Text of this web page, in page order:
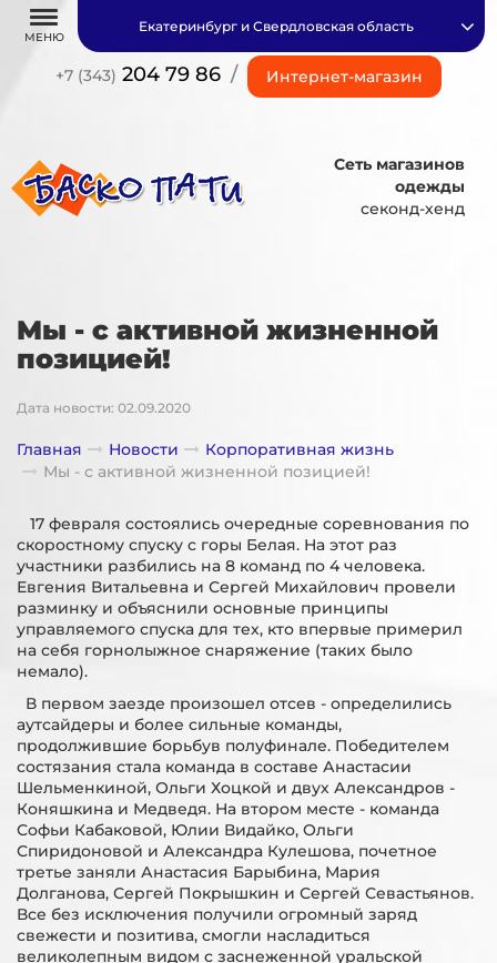
МЕНЮ
+7 (343) 204 79 86 / Интернет-магазин
Екатеринбург и Свердловская область
Сеть магазинов
одежды
секонд-хенд
Мы - с активной жизненной
позицией!
Дата новости: 02.09.2020
Главная Новости
Корпоративная жизнь
Мы - с активной жизненной позицией!
17 февраля состоялись очередные соревнования по
скоростному спуску с горы Белая. На этот раз
участники разбились на 8 команд по 4 человека.
Евгения Витальевна и Сергей Михайлович провели
разминку и объяснили основные принципы
управляемого спуска для тех, кто впервые примерил
на себя горнолыжное снаряжение (таких было
немало).
В первом заезде произошел отсев - определились
аутсайдеры и более сильные команды,
продолжившие борьбув полуфинале. Победителем
состязания стала команда в составе Анастасии
Шельменкиной, Ольги Хоцкой и двух Александров -
Коняшкина и Медведя. На втором месте - команда
Софьи Кабаковой, Юлии Видайко, Ольги
Спиридоновой и Александра Кулешова, почетное
третье заняли Анастасия Барыбина, Мария
Долганова, Сергей Покрышкин и Сергей Севастьянов.
Все без исключения получили огромный заряд
свежести и позитива, смогли насладиться
великолепным видом с заснеженной уральской